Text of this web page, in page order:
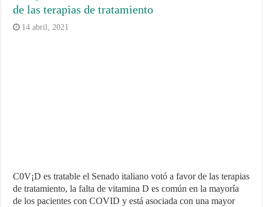
de las terapias de tratamiento
14 abril, 2021
C0V¡D es tratable el Senado italiano votó a favor de las terapias
de tratamiento, la falta de vitamina D es común en la mayoría
de los pacientes con COVID y está asociada con una mayor